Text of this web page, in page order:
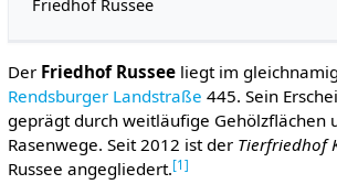
Friedhof Russee
Der Friedhof Russeeliegt im
Rendsburger Landstraße 445. Sein
geprägt durch weitläufige Gehölzflächen
Rasenwege. Seit 2012 ist der Tierfriedhof
Russee angegliedert.[1 ]